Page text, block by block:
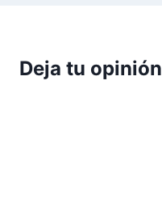
Deja tu opinión